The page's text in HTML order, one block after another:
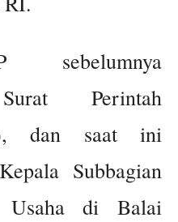
sebelumnya
Perintah
dan saat ini
Subbagian
Usaha di Balai